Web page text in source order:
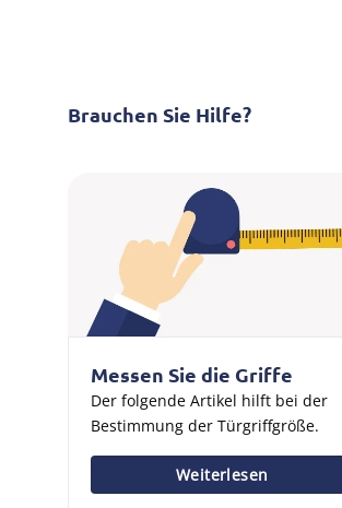
Brauchen Sie Hilfe?
Messen Sie die Griffe
Der folgende Artikel hilft bei der
Bestimmung der Türgriffgröße.
Weiterlesen